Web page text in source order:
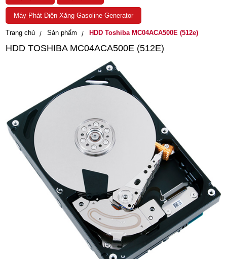
Máy Phát Điện Xăng Gasoline Generator
Trang chủ Sản phẩm HDD Toshiba MC04ACA500E (512e)
HDD TOSHIBA MC04ACA500E (512E)